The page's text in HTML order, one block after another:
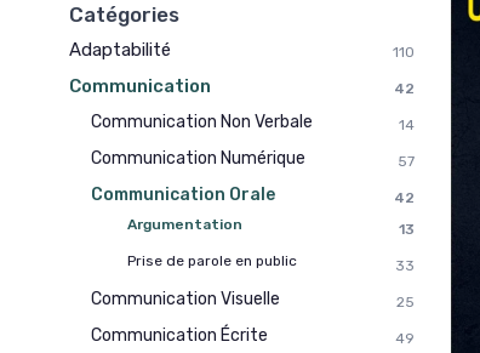
Catégories
Adaptabilité 110
Communication 42
Communication Non Verbale 14
Communication Numérique 57
Communication Orale
42
Argumentation
13
Prise de parole en public
33
Communication Visuelle 25
Communication Écrite 49